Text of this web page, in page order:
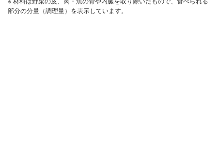
部分の分量（調理量）を表示しています。